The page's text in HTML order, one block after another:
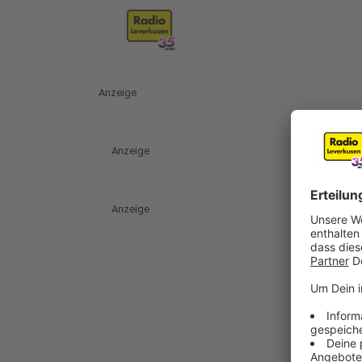
Anzeige
Anzeige
Anzeige